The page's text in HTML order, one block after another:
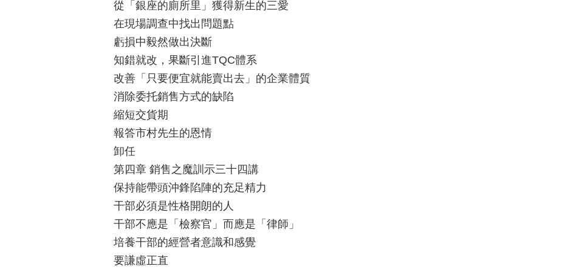
從「銀座的廁所里」獲得新生的三愛
在現場調查中找出問題點
虧損中毅然做出決斷
知錯就改，果斷引進TQC體系
改善「只要便宜就能賣出去」的企業體質
消除委托銷售方式的缺陷
縮短交貨期
報答市村先生的恩情
卸任
第四章 銷售之魔訓示三十四講
保持能帶頭沖鋒陷陣的充足精力
干部必須是性格開朗的人
干部不應是「檢察官」而應是「律師」
培養干部的經營者意識和感覺
要謙虛正直